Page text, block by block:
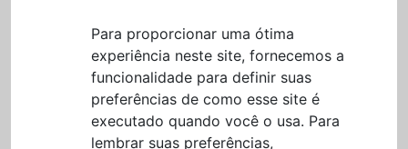
Para proporcionar uma ótima
experiência neste site, fornecemos a
funcionalidade para definir suas
preferências de como esse site é
executado quando você o usa. Para
lembrar suas preferências,